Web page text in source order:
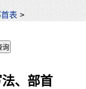
表 >
、部首